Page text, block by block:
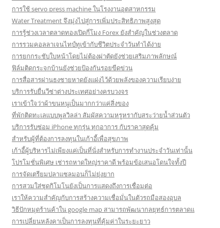
การใช้ servo press machine ในโรงงานอุตสาหกรรม
Water Treatment จึงมุ่งไปสู่การเพิ่มประสิทธิภาพสูงสุด
การรู้ช่วงเวลาตลาดทองเปิดกี่โมง Forex ยังสำคัญในช่วงตลาด
การรวมคอลลาเจนไทป์ทูเข้ากับชีวิตประจำวันทำได้ง่าย
การยกกระชับใบหน้าโดยไม่ต้องผ่าตัดยังช่วยเสริมภาพลักษณ์
ฟิล์มติดกระจกบ้านยังช่วยป้องกันรอยขีดข่วน
การสื่อสารผ่านธงชายหาดยังแฝงไว้ด้วยพลังของความเรียบง่าย
บริการรับยื่นวีซ่าต่างประเทศอย่างครบวงจร
เราเข้าใจว่าผ้าขนหนูเป็นมากกว่าแค่สิ่งของ
ที่พักติดทะเลแบบพูลวิลล่า สัมผัสความหรูหรากับสระว่ายน้ำส่วนตัว
บริการรับซ่อม iPhone ทุกรุ่น ทุกอาการ กับราคาสุดคุ้ม
สำหรับผู้ที่ต้องการลงทุนในเก้าอี้เพื่อสุขภาพ
เก้าอี้ผู้บริหารไม่เพียงแค่เป็นที่นั่งสำหรับการทำงานประจำวันเท่านั้น
โปรโมชั่นพิเศษ เช่ารถหาดใหญ่ราคาดี พร้อมข้อเสนอโดนใจทั้งปี
การจัดเตรียมปลาแซลมอนก็ไม่ยุ่งยาก
การสวมใส่ชุดกิโมโนยังเป็นการแสดงถึงการเชื่อมต่อ
เราให้ความสำคัญกับการสร้างความเชื่อมั่นในตัวรถมือสองอุบล
วิธีปักหมุดร้านค้าใน google map สามารถพัฒนากลยุทธ์การตลาดแ
การเปลี่ยนหลังคาเป็นการลงทุนที่คุ้มค่าในระยะยาว